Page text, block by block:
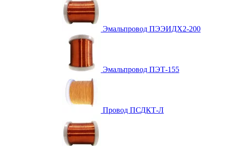
Эмальпровод ПЭЭИДХ2-200
Эмальпровод ПЭТ-155
Провод ПСДКТ-Л